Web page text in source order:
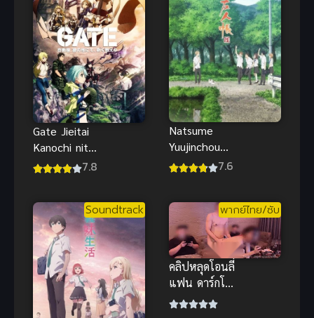
Gate Jieitai
Kanochi nite
Kaku
7.8
Natsume
Yuujinchou
Roku (2017)
ภาค 6
7.6
Soundtrack พากย์ไทย/ซับ
คลิปหลุดโอนลี่
แฟน ดาร์กโน
วัน ร้องเพลง